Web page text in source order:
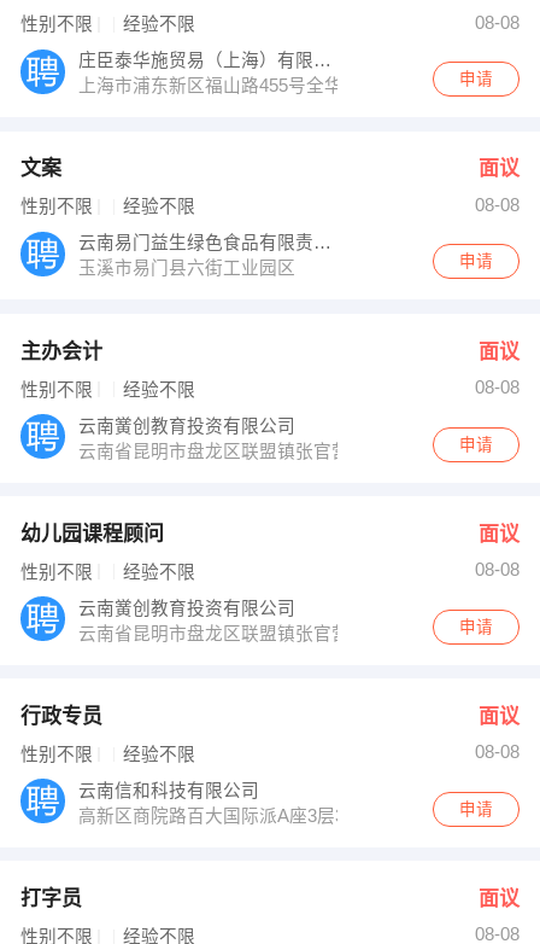
性别不限 经验不限
08-08
庄臣泰华施贸易（上海）有限公司
上海市浦东新区福山路455号全华信息大厦3层
申请
文案 面议
性别不限 经验不限
08-08
云南易门益生绿色食品有限责任公司
玉溪市易门县六街工业园区
申请
主办会计 面议
性别不限 经验不限
08-08
云南黉创教育投资有限公司
云南省昆明市盘龙区联盟镇张官营丽水天锦北区A幢13层
申请
幼儿园课程顾问 面议
性别不限 经验不限
08-08
云南黉创教育投资有限公司
云南省昆明市盘龙区联盟镇张官营丽水天锦北区A幢13层
申请
行政专员 面议
性别不限 经验不限
08-08
云南信和科技有限公司
高新区商院路百大国际派A座3层312室
申请
打字员 面议
性别不限 经验不限
08-08